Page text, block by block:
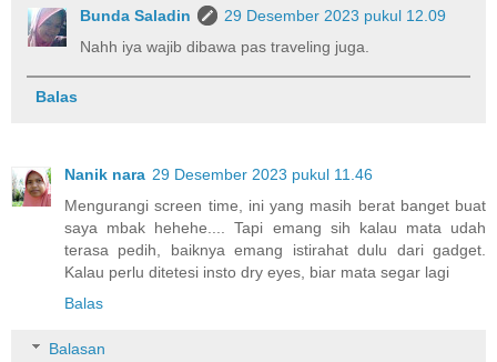
Bunda Saladin
29 Desember 2023 pukul 12.09
Nahh iya wajib dibawa pas traveling juga.
Balas
Nanik nara 29 Desember 2023 pukul 11.46
Mengurangi screen time, ini yang masih berat banget buat
saya mbak hehehe.... Tapi emang sih kalau mata udah
terasa pedih, baiknya emang istirahat dulu dari gadget.
Kalau perlu ditetesi insto dry eyes, biar mata segar lagi
Balas
Balasan